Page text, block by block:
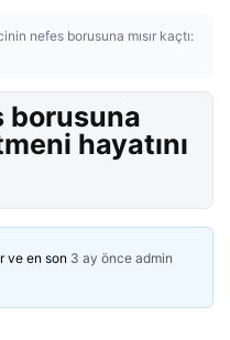
nefes borusuna mısır kaçtı:
borusuna
hayatını
ve en son 3 ay önce admin